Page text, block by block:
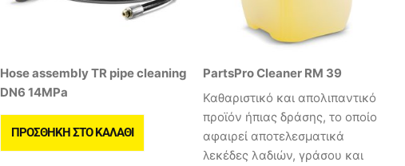
Hose assembly TR pipe cleaning
DN6 14MPa
ΠΡΟΣΘΉΚΗ ΣΤΟ ΚΑΛΆΘΙ
PartsPro Cleaner RM 39
Καθαριστικό και απολιπαντικό
προϊόν ήπιας δράσης, το οποίο
αφαιρεί αποτελεσματικά
λεκέδες λαδιών, γράσου και